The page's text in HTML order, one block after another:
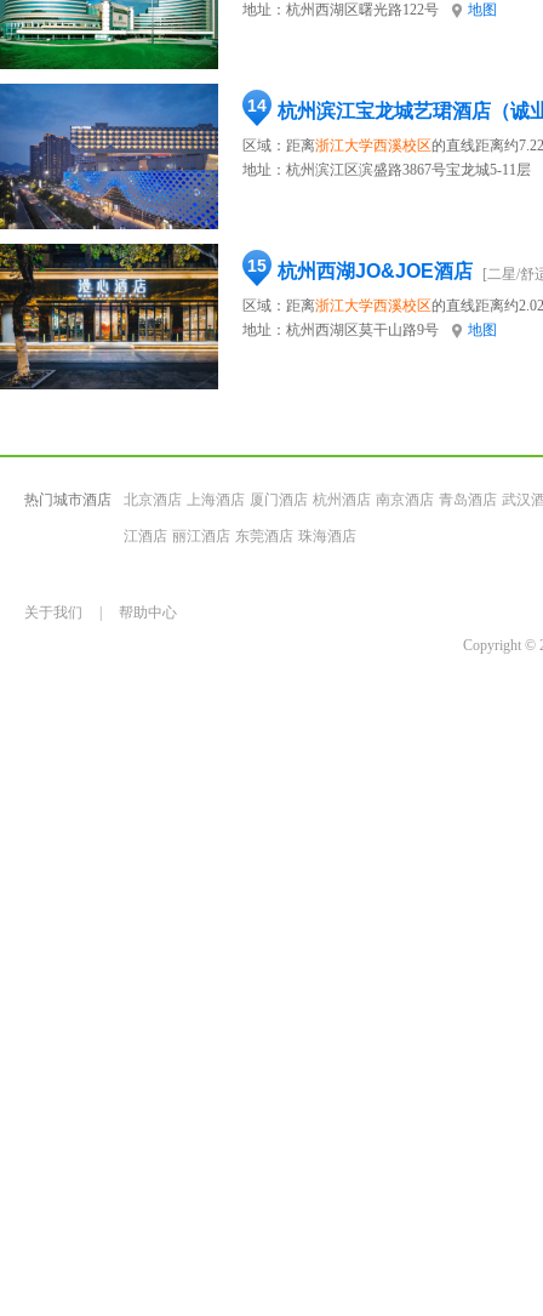
地址： 杭州西湖区曙光路122号 地图
14 杭州滨江宝龙城艺珺酒店（诚
区域：距离浙江大学西溪校区的直线距离约
地址： 杭州滨江区滨盛路3867号宝龙城5-11层
15 杭州西湖JO&JOE酒店
[二星/舒
区域：距离浙江大学西溪校区的直线距离约
地址： 杭州西湖区莫干山路9号 地图
热门城市酒店 北京酒店 上海酒店 厦门酒店 杭州酒店 南京酒店 青岛酒店 武汉
江酒店 丽江酒店 东莞酒店 珠海酒店
关于我们
帮助中心
Copyright ©